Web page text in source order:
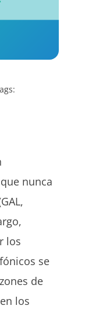
nunca
GAL,
los
se
de
los